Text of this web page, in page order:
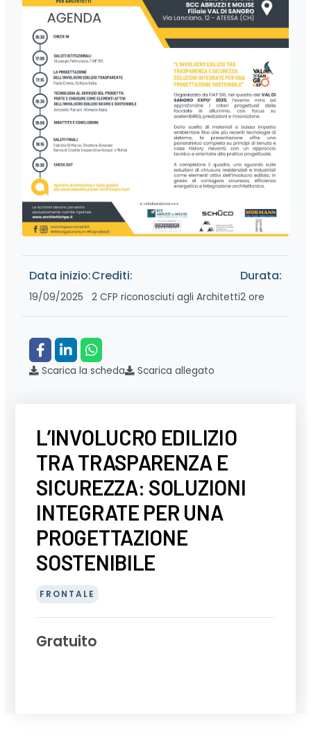
Data inizio:
19/09/2025
Crediti:
2 CFP riconosciuti agli Architetti
Durata:
2 ore
Scarica la scheda Scarica allegato
L’INVOLUCRO EDILIZIO
TRA TRASPARENZA E
SICUREZZA: SOLUZIONI
INTEGRATE PER UNA
PROGETTAZIONE
SOSTENIBILE
FRONTALE
Gratuito